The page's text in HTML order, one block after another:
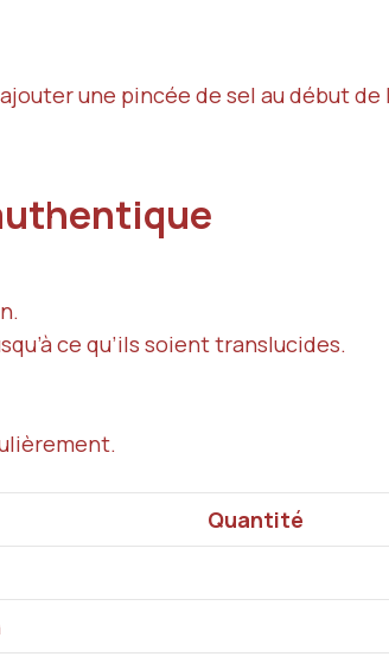
une pincée de sel au début
ce qu’ils soient translucides.
Quantité